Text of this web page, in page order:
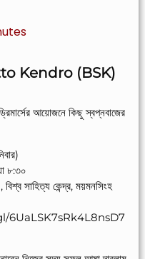
Kendro (BSK)
আয়োজনে কিছু স্বপ্নবাজের
৮:৩০
সাহিত্য কেন্দ্র, ময়মনসিংহ
6UaLSK7sRk4L8nsD7